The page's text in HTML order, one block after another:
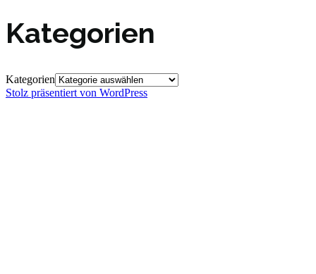
Kategorien
Kategorien
Stolz präsentiert von WordPress